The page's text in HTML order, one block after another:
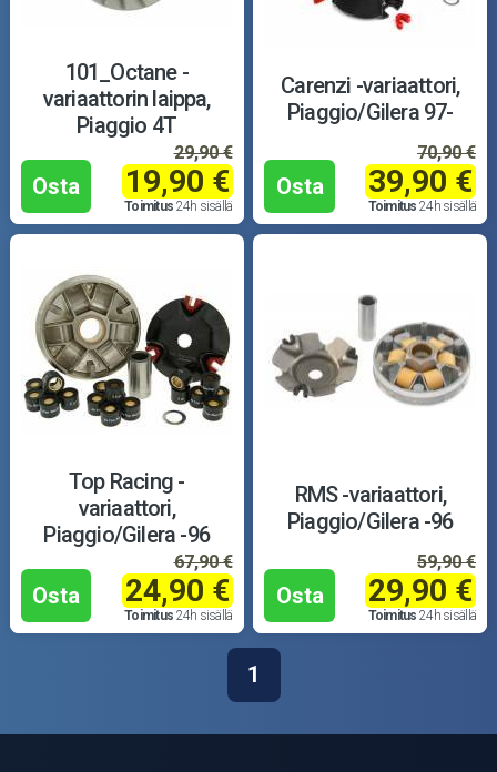
101_Octane -
variaattorin laippa,
Piaggio 4T
Osta
29,90 €
19,90 €
Toimitus 24h sisällä
Carenzi -variaattori,
Piaggio/Gilera 97-
Osta
70,90 €
39,90 €
Toimitus 24h sisällä
Top Racing -
variaattori,
Piaggio/Gilera -96
Osta
67,90 €
24,90 €
Toimitus 24h sisällä
RMS -variaattori,
Piaggio/Gilera -96
Osta
59,90 €
29,90 €
Toimitus 24h sisällä
1